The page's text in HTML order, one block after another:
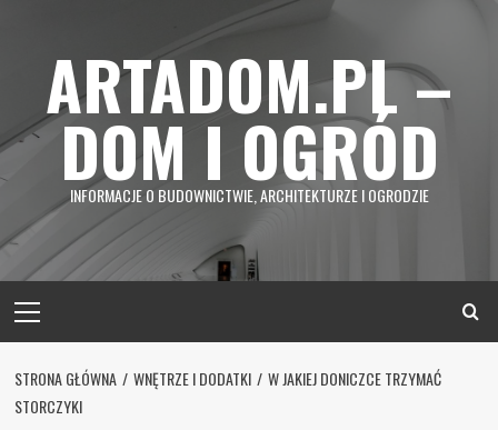
contentARTADOM.PL –
DOM I OGRÓD
INFORMACJE O BUDOWNICTWIE, ARCHITEKTURZE I OGRODZIE
Menu
STRONA GŁÓWNA WNĘTRZE I DODATKI
W JAKIEJ DONICZCE TRZYMAĆ
STORCZYKI